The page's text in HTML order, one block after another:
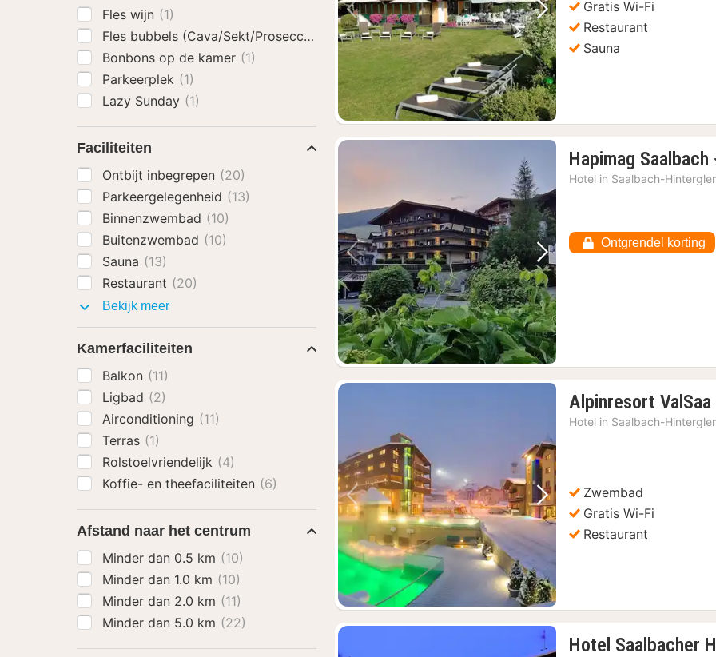
Vorige foto Volgende foto
Gratis Wi-Fi
Restaurant
Sauna
Vorige foto Volgende foto
Hapimag Saalbach
Hotel in Saalbach-
Ontgrendel korting
Vorige foto Volgende foto
Alpinresort
Hotel in Saalbach-
Zwembad
Gratis Wi-Fi
Restaurant
Hotel Saalbacher
Fles wijn (1)
Fles bubbels (Cava/Sekt/Prosecco)
Bonbons op de kamer (1)
Parkeerplek (1)
Lazy Sunday (1)
Faciliteiten
Ontbijt inbegrepen (20)
Parkeergelegenheid (13)
Binnenzwembad (10)
Buitenzwembad (10)
Sauna (13)
Restaurant (20)
Bekijk meerFaciliteiten
Kamerfaciliteiten
Balkon (11)
Ligbad (2)
Airconditioning (11)
Terras (1)
Rolstoelvriendelijk (4)
Koffie- en theefaciliteiten (6)
Afstand naar het centrum
Minder dan 0.5 km (10)
Minder dan 1.0 km (10)
Minder dan 2.0 km (11)
Minder dan 5.0 km (22)